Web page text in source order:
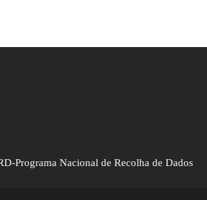
Programa Nacional de Recolha de Dados